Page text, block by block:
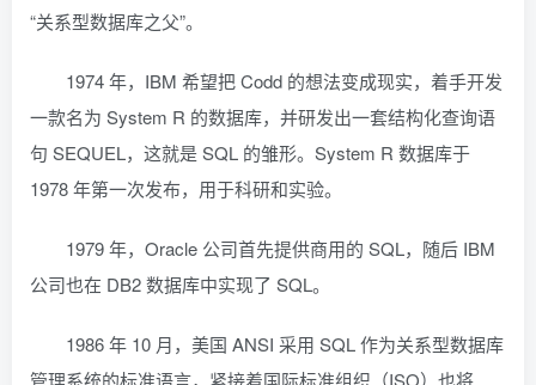
“关系型数据库之父”。
1974 年，IBM 希望把 Codd 的想法变成现实，着手开发
一款名为 System R 的数据库，并研发出一套结构化查询语
句 SEQUEL，这就是 SQL 的雏形。System R 数据库于
1978 年第一次发布，用于科研和实验。
1979 年，Oracle 公司首先提供商用的 SQL，随后 IBM
公司也在 DB2 数据库中实现了 SQL。
1986 年 10 月，美国 ANSI 采用 SQL 作为关系型数据库
管理系统的标准语言，紧接着国际标准组织（ISO）也将